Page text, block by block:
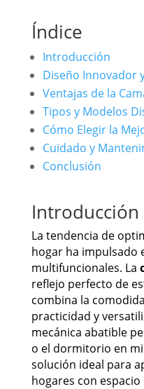
Índice
Introducción
Diseño Innovador
Ventajas de la
Tipos y Modelos
Cómo Elegir la
Cuidado y
Conclusión
Introducción
La tendencia de
hogar ha impulsado
multifuncionales. La
reflejo perfecto de
combina la
practicidad y
mecánica abatible
o el dormitorio en
solución ideal para
hogares con